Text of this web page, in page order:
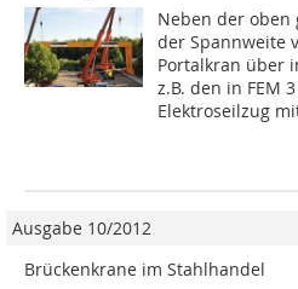
Neben der oben
der Spannweite
Portalkran über
z.B. den in FEM
Elektroseilzug
Ausgabe 10/2012
Brückenkrane im Stahlhandel